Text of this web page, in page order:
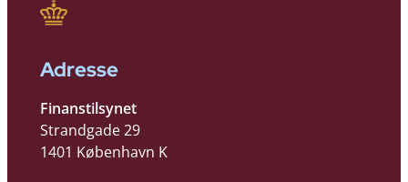
Adresse
Finanstilsynet
Strandgade 29
1401 København K